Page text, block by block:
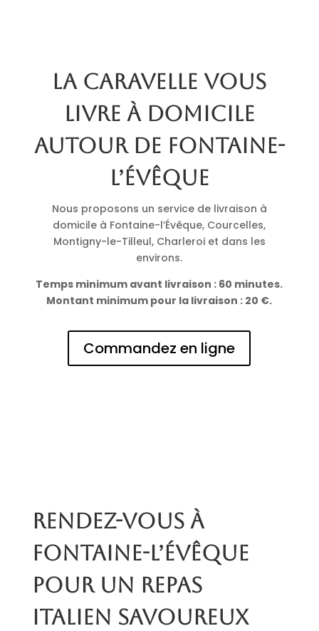
La Caravelle vous
livre à domicile
autour de Fontaine-
l’Évêque
Nous proposons un service de livraison à
domicile à Fontaine-l’Évêque, Courcelles,
Montigny-le-Tilleul, Charleroi et dans les
environs.
Temps minimum avant livraison : 60 minutes.
Montant minimum pour la livraison : 20 €.
Commandez en ligne
Rendez-vous à
Fontaine-l’Évêque
pour un repas
italien savoureux